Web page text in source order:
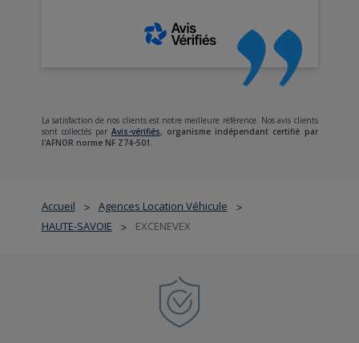
Accueil > Agences Location Véhicule >
HAUTE-SAVOIE > EXCENEVEX
La satisfaction de nos clients est notre meilleure référence. Nos avis clients
sont collectés par Avis-vérifiés, organisme indépendant certifié par
l'AFNOR norme NF Z74-501.